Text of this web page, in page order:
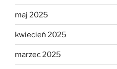
maj 2025
kwiecień 2025
marzec 2025